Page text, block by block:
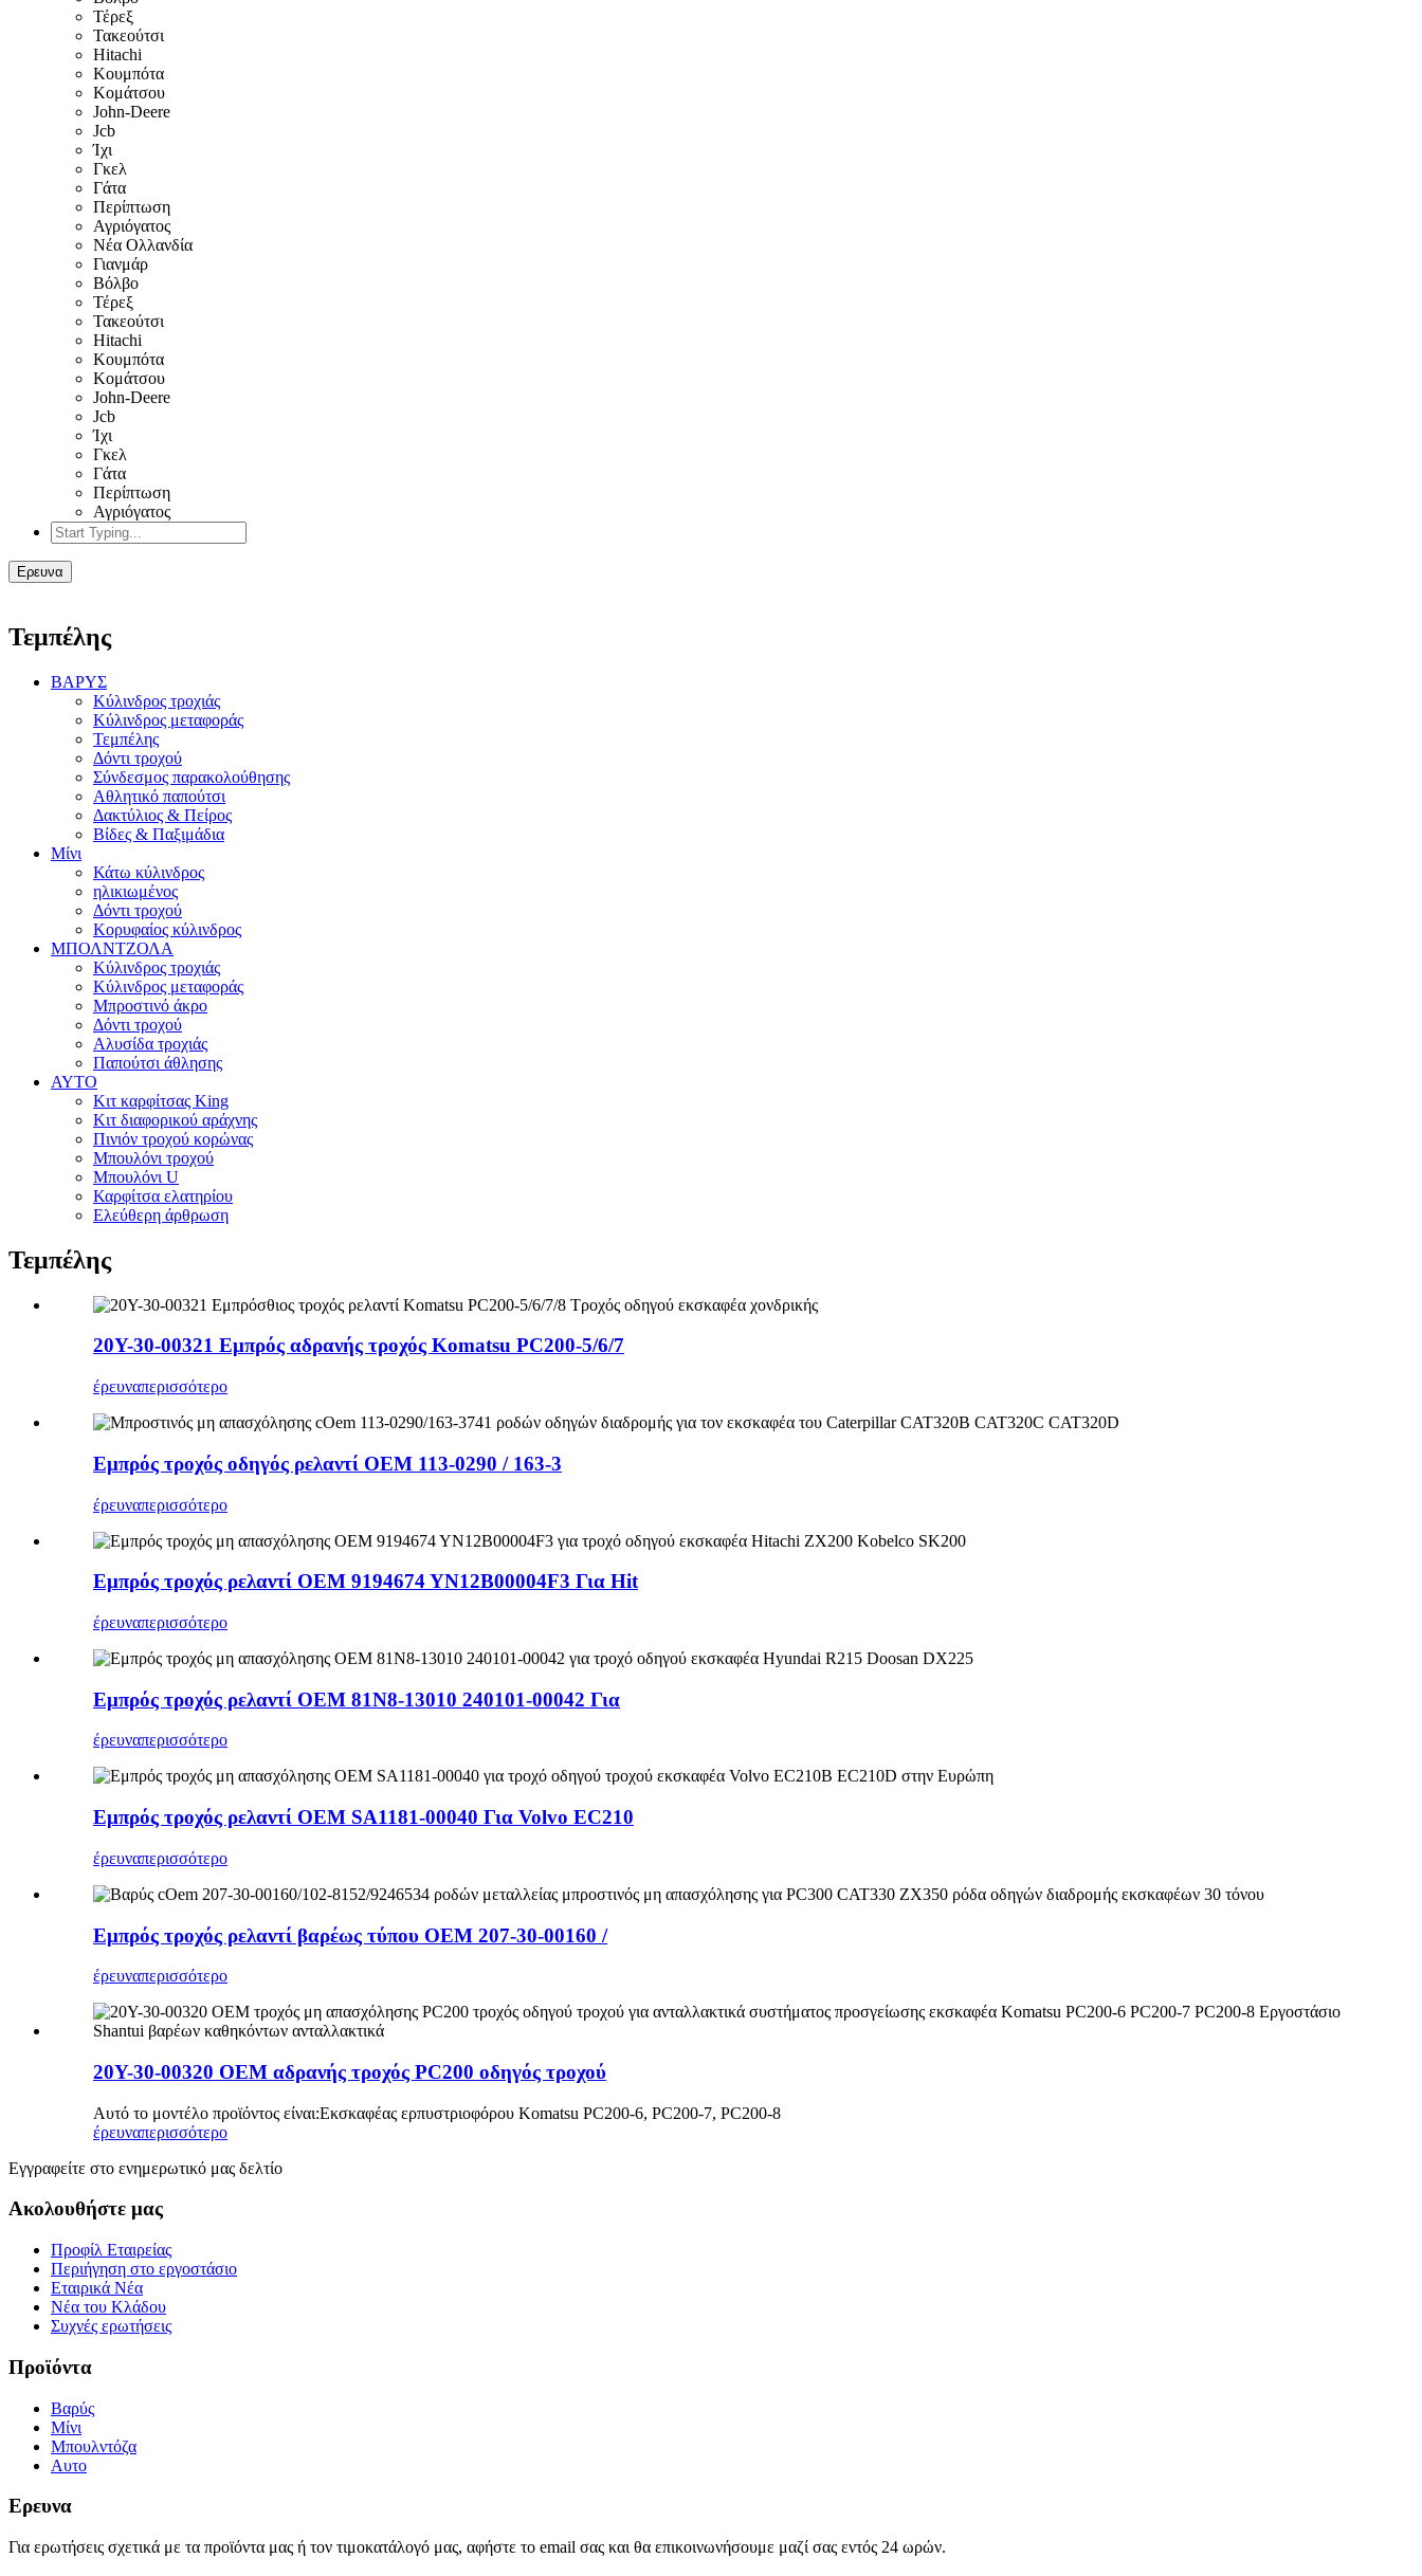
Τέρεξ
Τακεούτσι
Hitachi
Κουμπότα
Κομάτσου
John-Deere
Jcb
Ίχι
Γκελ
Γάτα
Περίπτωση
Αγριόγατος
Νέα Ολλανδία
Γιανμάρ
Βόλβο
Τέρεξ
Τακεούτσι
Hitachi
Κουμπότα
Κομάτσου
John-Deere
Jcb
Ίχι
Γκελ
Γάτα
Περίπτωση
Αγριόγατος
Ερευνα
Τεμπέλης
ΒΑΡΥΣ
Κύλινδρος τροχιάς
Κύλινδρος μεταφοράς
Τεμπέλης
Δόντι τροχού
Σύνδεσμος παρακολούθησης
Αθλητικό παπούτσι
Δακτύλιος & Πείρος
Βίδες & Παξιμάδια
Μίνι
Κάτω κύλινδρος
ηλικιωμένος
Δόντι τροχού
Κορυφαίος κύλινδρος
ΜΠΟΛΝΤΖΟΛΑ
Κύλινδρος τροχιάς
Κύλινδρος μεταφοράς
Μπροστινό άκρο
Δόντι τροχού
Αλυσίδα τροχιάς
Παπούτσι άθλησης
ΑΥΤΟ
Κιτ καρφίτσας King
Κιτ διαφορικού αράχνης
Πινιόν τροχού κορώνας
Μπουλόνι τροχού
Μπουλόνι U
Καρφίτσα ελατηρίου
Ελεύθερη άρθρωση
Τεμπέλης
20Y-30-00321 Εμπρός αδρανής τροχός Komatsu PC200-5/6/7
έρευναπερισσότερο
Εμπρός τροχός οδηγός ρελαντί OEM 113-0290 / 163-3
έρευναπερισσότερο
Εμπρός τροχός ρελαντί OEM 9194674 YN12B00004F3 Για Hit
έρευναπερισσότερο
Εμπρός τροχός ρελαντί OEM 81N8-13010 240101-00042 Για
έρευναπερισσότερο
Εμπρός τροχός ρελαντί OEM SA1181-00040 Για Volvo EC210
έρευναπερισσότερο
Εμπρός τροχός ρελαντί βαρέως τύπου OEM 207-30-00160 /
έρευναπερισσότερο
20Y-30-00320 OEM αδρανής τροχός PC200 οδηγός τροχού
Αυτό το μοντέλο προϊόντος είναι:Εκσκαφέας ερπυστριοφόρου Komatsu PC200-6, PC200-7, PC200-8
έρευναπερισσότερο
Εγγραφείτε στο ενημερωτικό μας δελτίο
Ακολουθήστε μας
Προφίλ Εταιρείας
Περιήγηση στο εργοστάσιο
Εταιρικά Νέα
Νέα του Κλάδου
Συχνές ερωτήσεις
Προϊόντα
Βαρύς
Μίνι
Μπουλντόζα
Αυτο
Ερευνα
Για ερωτήσεις σχετικά με τα προϊόντα μας ή τον τιμοκατάλογό μας, αφήστε το email σας και θα επικοινωνήσουμε μαζί σας εντός 24 ωρών.